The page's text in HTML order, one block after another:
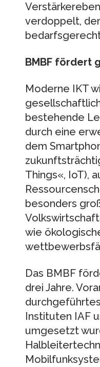
verdoppelt,
BMBF fördert
Moderne IKT
bestehende
durch eine
dem
Things«, IoT),
besonders
wie
Das BMBF
drei Jahre.
Instituten IAF
umgesetzt